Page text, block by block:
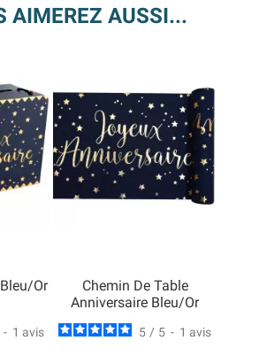
AIMEREZ AUSSI...
Or
- 1 avis
Chemin De Table
Anniversaire Bleu/Or
5 / 5 - 1 avis